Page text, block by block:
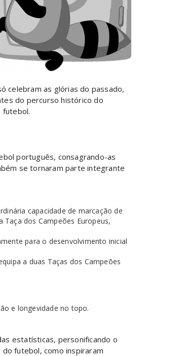
celebram as glórias do passado,
do percurso histórico do
futebol.
português, consagrando-as
se tornaram parte integrante
capacidade de marcação de
dos Campeões Europeus,
para o desenvolvimento inicial
a duas Taças dos Campeões
e longevidade no topo.
estatísticas, personificando o
futebol, como inspiraram